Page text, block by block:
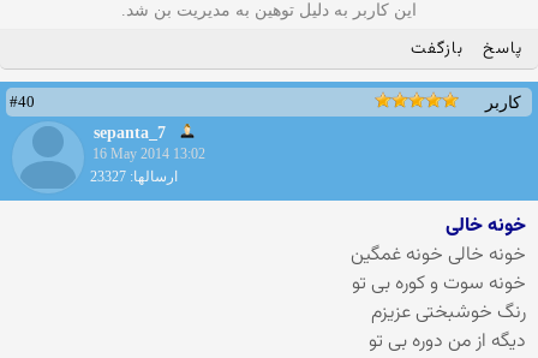
این کاربر به دلیل توهین به مدیریت بن شد.
پاسخ بازگفت
کاربر
#40
sepanta_7
16 May 2014 13:02
ارسالها: 23327
خونه خالی
خونه خالی خونه غمگین
خونه سوت و کوره بی تو
رنگ خوشبختی عزیزم
دیگه از من دوره بی تو